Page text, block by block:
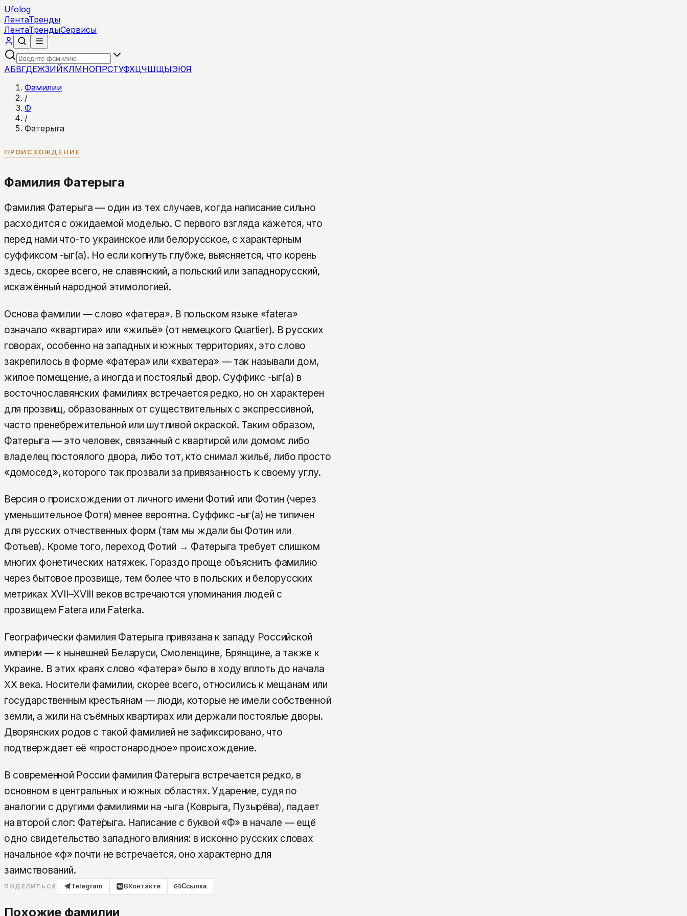
Ufolog
ЛентаТренды
ЛентаТрендыСервисы
АБВГДЕЖЗИЙКЛМНОПРСТУФХЦЧШЩЫЭЮЯ
Фамилии
/
Ф
/
Фатерыга
ПРОИСХОЖДЕНИЕ
Фамилия Фатерыга
Фамилия Фатерыга — один из тех случаев, когда написание сильно
расходится с ожидаемой моделью. С первого взгляда кажется, что
перед нами что-то украинское или белорусское, с характерным
суффиксом -ыг(а). Но если копнуть глубже, выясняется, что корень
здесь, скорее всего, не славянский, а польский или западнорусский,
искажённый народной этимологией.
Основа фамилии — слово «фатера». В польском языке «fatera»
означало «квартира» или «жильё» (от немецкого Quartier). В русских
говорах, особенно на западных и южных территориях, это слово
закрепилось в форме «фатера» или «хвaтера» — так называли дом,
жилое помещение, а иногда и постоялый двор. Суффикс -ыг(а) в
восточнославянских фамилиях встречается редко, но он характерен
для прозвищ, образованных от существительных с экспрессивной,
часто пренебрежительной или шутливой окраской. Таким образом,
Фатерыга — это человек, связанный с квартирой или домом: либо
владелец постоялого двора, либо тот, кто снимал жильё, либо просто
«домосед», которого так прозвали за привязанность к своему углу.
Версия о происхождении от личного имени Фотий или Фотин (через
уменьшительное Фотя) менее вероятна. Суффикс -ыг(а) не типичен
для русских отчественных форм (там мы ждали бы Фотин или
Фотьев). Кроме того, переход Фотий → Фатерыга требует слишком
многих фонетических натяжек. Гораздо проще объяснить фамилию
через бытовое прозвище, тем более что в польских и белорусских
метриках XVII–XVIII веков встречаются упоминания людей с
прозвищем Fatera или Faterka.
Географически фамилия Фатерыга привязана к западу Российской
империи — к нынешней Беларуси, Смоленщине, Брянщине, а также к
Украине. В этих краях слово «фатера» было в ходу вплоть до начала
XX века. Носители фамилии, скорее всего, относились к мещанам или
государственным крестьянам — люди, которые не имели собственной
земли, а жили на съёмных квартирах или держали постоялые дворы.
Дворянских родов с такой фамилией не зафиксировано, что
подтверждает её «простонародное» происхождение.
В современной России фамилия Фатерыга встречается редко, в
основном в центральных и южных областях. Ударение, судя по
аналогии с другими фамилиями на -ыга (Коврыга, Пузырёва), падает
на второй слог: Фате́рыга. Написание с буквой «Ф» в начале — ещё
одно свидетельство западного влияния: в исконно русских словах
начальное «ф» почти не встречается, оно характерно для
заимствований.
ПОДЕЛИТЬСЯ Telegram ВКонтакте Ссылка
Похожие фамилии